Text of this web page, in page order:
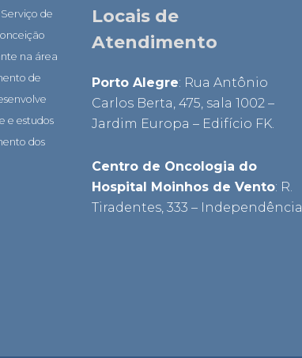
de
na área
de
e estudos
dos
Locais de
Atendimento
Porto Alegre: Rua Antônio
Carlos Berta, 475, sala 1002 –
Jardim Europa – Edifício FK.
Centro de Oncologia do
Hospital Moinhos de Vento: R.
Tiradentes, 333 – Independência.